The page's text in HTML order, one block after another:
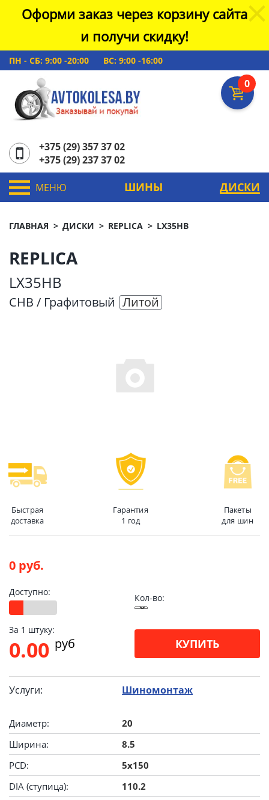
Оформи заказ через корзину сайта
и получи скидку!
ПН - СБ: 9:00 -20:00 ВС: 9:00 -16:00
0
+375 (29) 357 37 02
+375 (29) 237 37 02
МЕНЮ ШИНЫ ДИСКИ
ГЛАВНАЯ ДИСКИ REPLICA LX35HB
REPLICA
LX35HB
CHB / Графитовый Литой
Быстрая
доставка
Гарантия
1 год
Пакеты
для шин
0 руб.
Доступно:
Кол-во:
За 1 штуку:
0.00 pуб КУПИТЬ
Услуги: Шиномонтаж
Диаметр:
20
Ширина:
8.5
PCD:
5x150
DIA (ступица):
110.2